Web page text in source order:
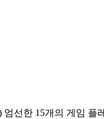
엄선한 15개의 게임 플